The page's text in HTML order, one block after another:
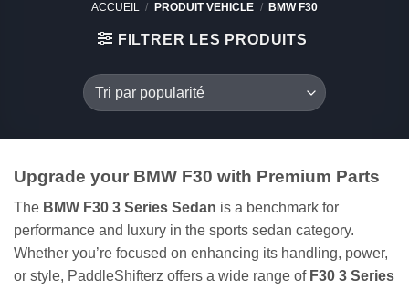
ACCUEIL / PRODUIT VEHICLE / BMW F30
FILTRER LES PRODUITS
Upgrade your BMW F30 with Premium Parts
The BMW F30 3 Series Sedan is a benchmark for
performance and luxury in the sports sedan category.
Whether you’re focused on enhancing its handling, power,
or style, PaddleShifterz offers a wide range of F30 3 Series